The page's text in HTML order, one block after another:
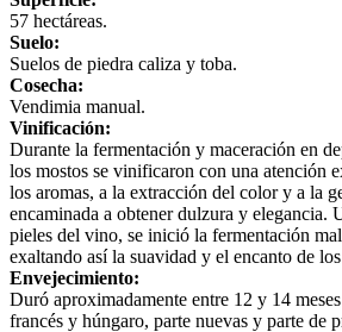
57 hectáreas.
Suelo:
Suelos de piedra caliza y toba.
Cosecha:
Vendimia manual.
Vinificación:
Durante la fermentación y maceración en
los mostos se vinificaron con una atención
los aromas, a la extracción del color y a la
encaminada a obtener dulzura y elegancia.
pieles del vino, se inició la fermentación
exaltando así la suavidad y el encanto de
Envejecimiento:
Duró aproximadamente entre 12 y 14
francés y húngaro, parte nuevas y parte de